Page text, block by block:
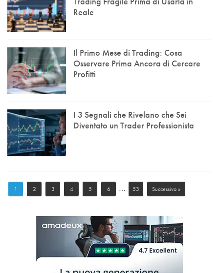
Reale
Il Primo Mese di Trading: Cosa
Osservare Prima Ancora di Cercare
Profitti
I 3 Segnali che Rivelano che Sei
Diventato un Trader Professionista
1 2 3 4 5 6 … 53 Successivo »